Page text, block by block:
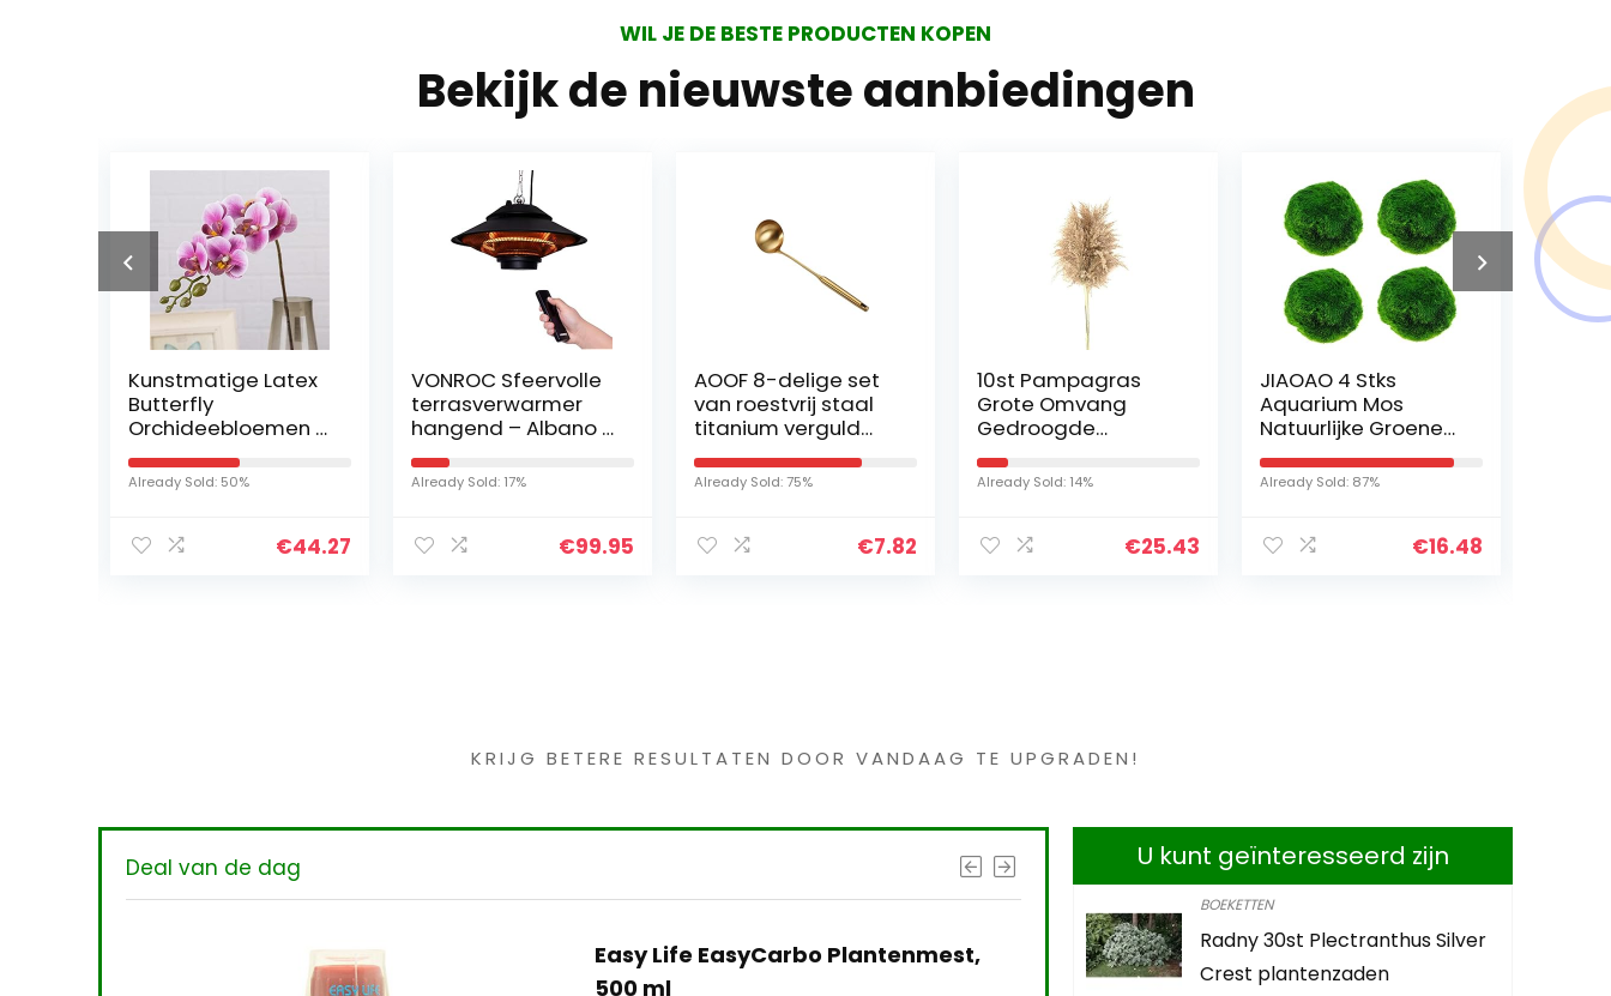
WIL JE DE BESTE PRODUCTEN KOPEN
Bekijk de nieuwste aanbiedingen
Kunstmatige Latex
Butterfly
Orchideebloemen 7
Heads Goede
Phalaenopsis
Orchid 25″ for
Decoratieve Flower
Already Sold: 50%
€44.27
VONROC Sfeervolle
terrasverwarmer
hangend – Albano –
1500W – Krachtige
infraroodlamp –
Already Sold: 17%
€99.95
AOOF 8-delige set
van roestvrij staal
titanium verguld
goud keukengerei
creatieve
geschenken
appartement…
Already Sold: 75%
€7.82
10st Pampagras
Grote Omvang
Gedroogde
Bloemen Huwelijk
Van Kerstmis Decor
Bloem Bos Natuurlijk
Pampagras Ruwe…
Already Sold: 14%
€25.43
JIAOAO 4 Stks
Aquarium Mos
Natuurlijke Groene
Mos Decoratieve
Bal Potplanten
Mosballen
Decoratie…
Already Sold: 87%
€16.48
KRIJG BETERE RESULTATEN DOOR VANDAAG TE UPGRADEN!
Deal van de dag
Easy Life EasyCarbo Plantenmest,
500 ml
U kunt geïnteresseerd zijn
BOEKETTEN
Radny 30st Plectranthus Silver
Crest plantenzaden